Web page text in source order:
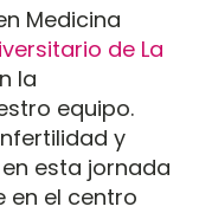
Medicina
de La
la
equipo.
y
esta jornada
en el centro